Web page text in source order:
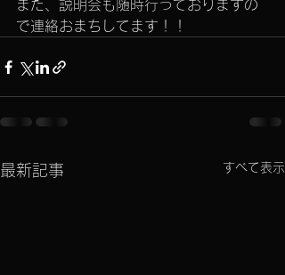
また、説明会も随時行っておりますの
で連絡おまちしてます！！
最新記事 すべて表示